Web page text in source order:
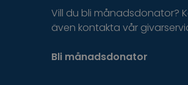
Vill du bli månadsdonator?
även kontakta vår
Bli månadsdonator